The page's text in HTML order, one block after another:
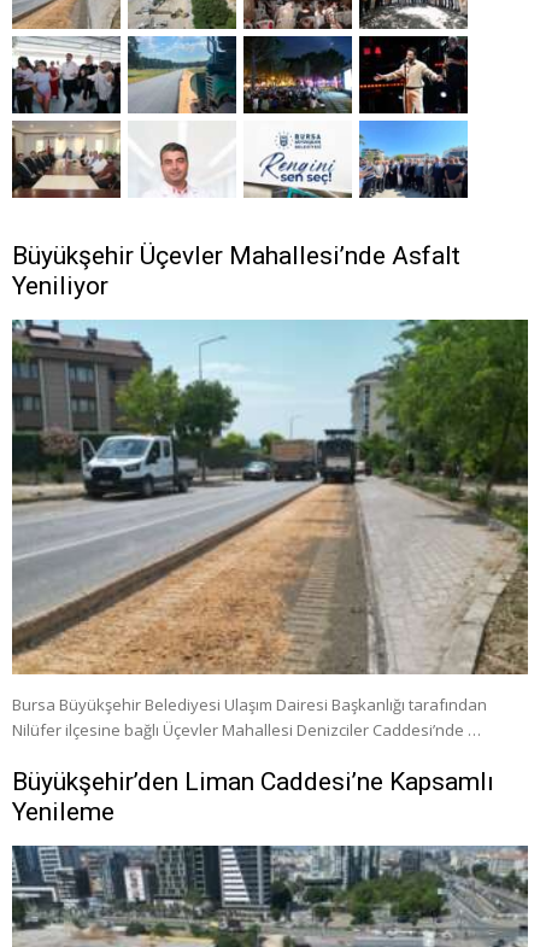
Büyükşehir Üçevler Mahallesi’nde Asfalt
Yeniliyor
Bursa Büyükşehir Belediyesi Ulaşım Dairesi Başkanlığı tarafından
Nilüfer ilçesine bağlı Üçevler Mahallesi Denizciler Caddesi’nde …
Büyükşehir’den Liman Caddesi’ne Kapsamlı
Yenileme